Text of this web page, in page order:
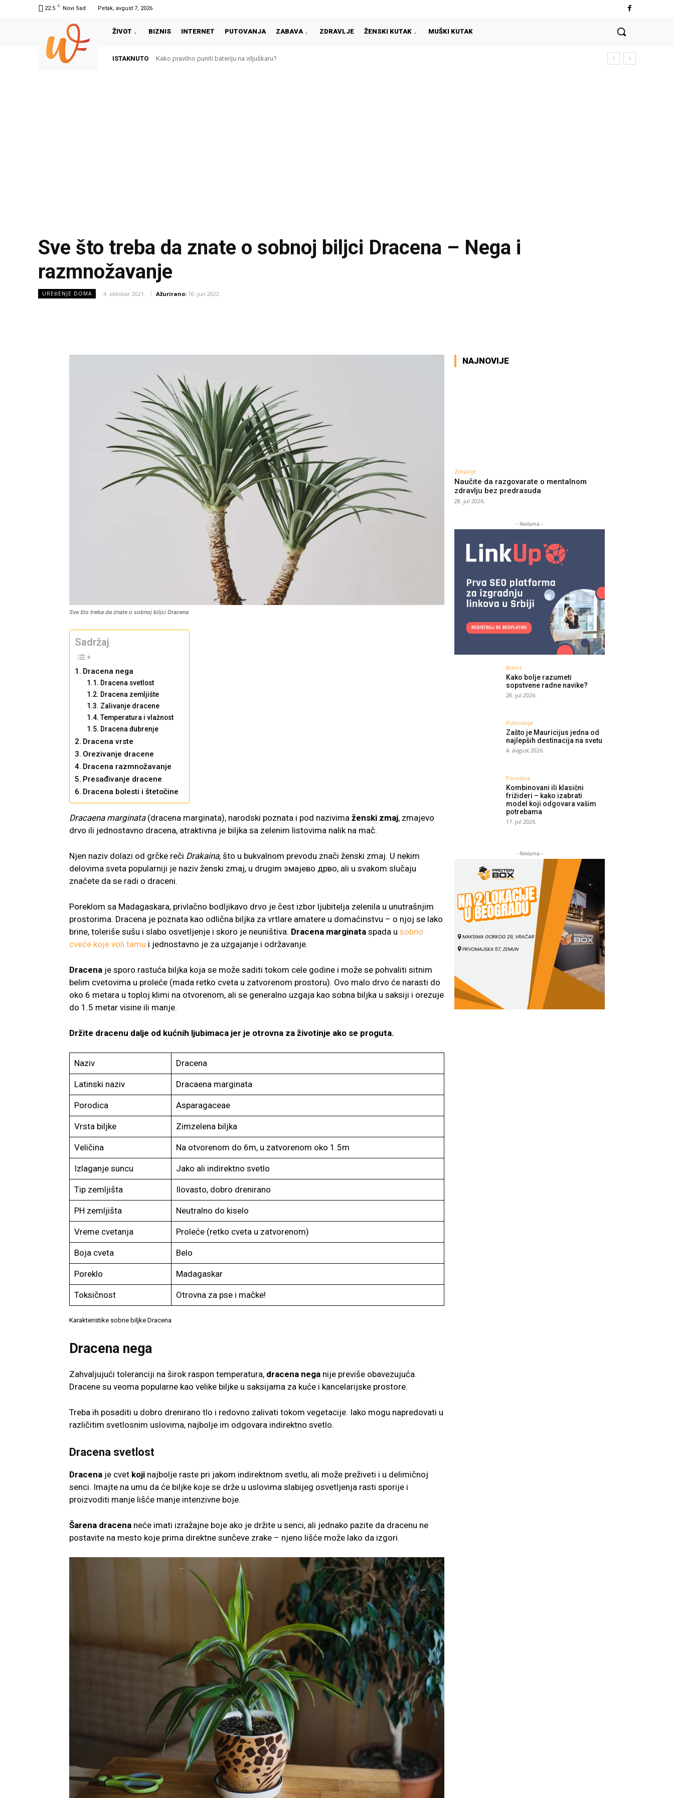
22.5 C Novi Sad Petak, avgust 7, 2026
ŽIVOT BIZNIS INTERNET PUTOVANJA ZABAVA ZDRAVLJE ŽENSKI KUTAK MUŠKI KUTAK
ISTAKNUTO Kako pravilno puniti bateriju na viljuškaru?
Sve što treba da znate o sobnoj biljci Dracena – Nega i
razmnožavanje
UREĐENJE DOMA 4. oktobar 2021. Ažurirano: 10. jun 2022.
Sve što treba da znate o sobnoj biljci Dracena
Sadržaj
Dracena nega
Dracena svetlost
Dracena zemljište
Zalivanje dracene
Temperatura i vlažnost
Dracena đubrenje
Dracena vrste
Orezivanje dracene
Dracena razmnožavanje
Presađivanje dracene
Dracena bolesti i štetočine
Dracaena marginata (dracena marginata), narodski poznata i pod nazivima ženski zmaj, zmajevo
drvo ili jednostavno dracena, atraktivna je biljka sa zelenim listovima nalik na mač.
Njen naziv dolazi od grčke reči Drakaina, što u bukvalnom prevodu znači ženski zmaj. U nekim
delovima sveta popularniji je naziv ženski zmaj, u drugim змајево дрво, ali u svakom slučaju
znaćete da se radi o draceni.
Poreklom sa Madagaskara, privlačno bodljikavo drvo je čest izbor ljubitelja zelenila u unutrašnjim
prostorima. Dracena je poznata kao odlična biljka za vrtlare amatere u domaćinstvu – o njoj se lako
brine, toleriše sušu i slabo osvetljenje i skoro je neuništiva. Dracena marginata spada u sobno
cveće koje voli tamu i jednostavno je za uzgajanje i održavanje.
Dracena je sporo rastuća biljka koja se može saditi tokom cele godine i može se pohvaliti sitnim
belim cvetovima u proleće (mada retko cveta u zatvorenom prostoru). Ovo malo drvo će narasti do
oko 6 metara u toploj klimi na otvorenom, ali se generalno uzgaja kao sobna biljka u saksiji i orezuje
do 1.5 metar visine ili manje.
Držite dracenu dalje od kućnih ljubimaca jer je otrovna za životinje ako se proguta.
Naziv Dracena
Latinski naziv Dracaena marginata
Porodica Asparagaceae
Vrsta biljke Zimzelena biljka
Veličina Na otvorenom do 6m, u zatvorenom oko 1.5m
Izlaganje suncu Jako ali indirektno svetlo
Tip zemljišta Ilovasto, dobro drenirano
PH zemljišta Neutralno do kiselo
Vreme cvetanja Proleće (retko cveta u zatvorenom)
Boja cveta Belo
Poreklo Madagaskar
Toksičnost Otrovna za pse i mačke!
Karakteristike sobne biljke Dracena
Dracena nega
Zahvaljujući toleranciji na širok raspon temperatura, dracena nega nije previše obavezujuća.
Dracene su veoma popularne kao velike biljke u saksijama za kuće i kancelarijske prostore.
Treba ih posaditi u dobro drenirano tlo i redovno zalivati tokom vegetacije. Iako mogu napredovati u
različitim svetlosnim uslovima, najbolje im odgovara indirektno svetlo.
Dracena svetlost
Dracena je cvet koji najbolje raste pri jakom indirektnom svetlu, ali može preživeti i u delimičnoj
senci. Imajte na umu da će biljke koje se drže u uslovima slabijeg osvetljenja rasti sporije i
proizvoditi manje lišće manje intenzivne boje.
Šarena dracena neće imati izražajne boje ako je držite u senci, ali jednako pazite da dracenu ne
postavite na mesto koje prima direktne sunčeve zrake – njeno lišće može lako da izgori.
NAJNOVIJE
Zdravlje
Naučite da razgovarate o mentalnom
zdravlju bez predrasuda
28. jul 2026.
- Reklama -
Biznis
Kako bolje razumeti
sopstvene radne navike?
28. jul 2026.
Putovanja
Zašto je Mauricijus jedna od
najlepših destinacija na svetu
4. avgust 2026.
Porodica
Kombinovani ili klasični
frižideri – kako izabrati
model koji odgovara vašim
potrebama
17. jul 2026.
- Reklama -